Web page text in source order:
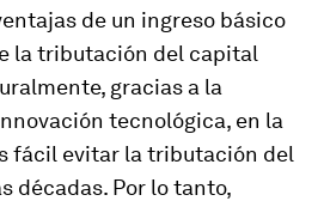
de un ingreso básico
la tributación del capital
gracias a la
tecnológica, en la
fácil evitar la tributación del
décadas. Por lo tanto,